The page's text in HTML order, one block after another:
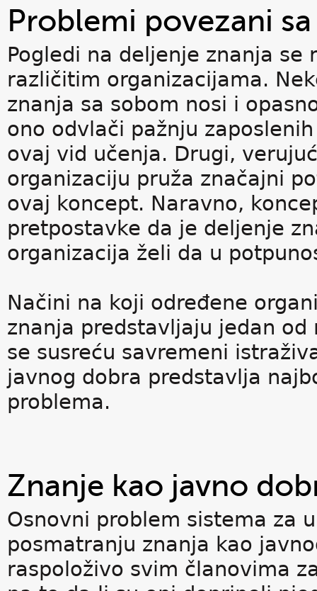
Problemi povezani
Pogledi na deljenje znanja
različitim organizacijama.
znanja sa sobom nosi i
ono odvlači pažnju
ovaj vid učenja. Drugi,
organizaciju pruža značajni
ovaj koncept. Naravno,
pretpostavke da je deljenje
organizacija želi da u
Načini na koji određene
znanja predstavljaju jedan
se susreću savremeni
javnog dobra predstavlja
problema.
Znanje kao javno
Osnovni problem sistema za
posmatranju znanja kao
raspoloživo svim članovima